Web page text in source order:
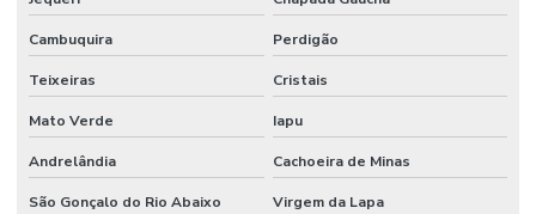
Cambuquira Perdigão
Teixeiras Cristais
Mato Verde Iapu
Andrelândia Cachoeira de Minas
São Gonçalo do Rio Abaixo Virgem da Lapa